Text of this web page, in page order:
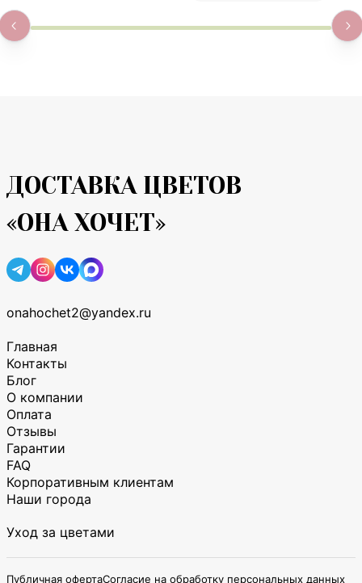
ДОСТАВКА ЦВЕТОВ
«ОНА ХОЧЕТ»
onahochet2@yandex.ru
Главная
Контакты
Блог
О компании
Оплата
Отзывы
Гарантии
FAQ
Корпоративным клиентам
Наши города
Уход за цветами
Публичная офертаСогласие на обработку персональных данных